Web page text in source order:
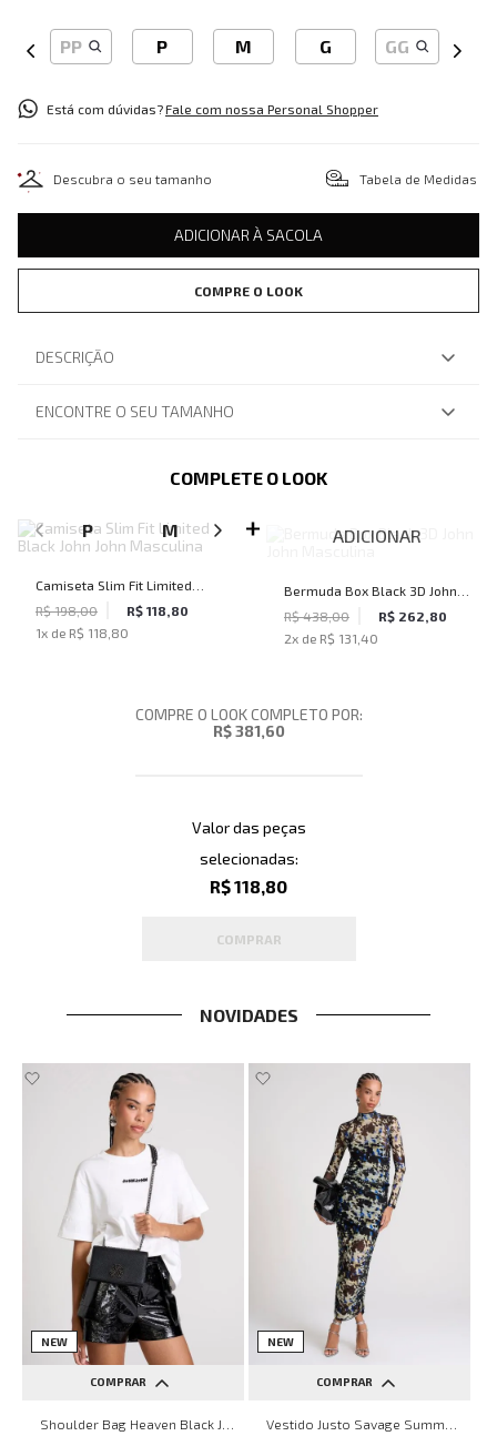
PP P M G GG
Está com dúvidas?Fale com nossa Personal Shopper
Descubra o seu tamanho Tabela de Medidas
ADICIONAR À SACOLA
COMPRE O LOOK
DESCRIÇÃO
ENCONTRE O SEU TAMANHO
COMPLETE O LOOK
P M G
Camiseta Slim Fit Limited
Black John John Masculina
R$ 198,00
R$ 118,80
1x de R$ 118,80
ADICIONAR
Bermuda Box Black 3D John
John Masculina
R$ 438,00
R$ 262,80
2x de R$ 131,40
COMPRE O LOOK COMPLETO POR:
R$ 381,60
Valor das peças
selecionadas:
R$ 118,80
COMPRAR
NOVIDADES
NEW
COMPRAR
UN
NEW
COMPRAR
PP P M G